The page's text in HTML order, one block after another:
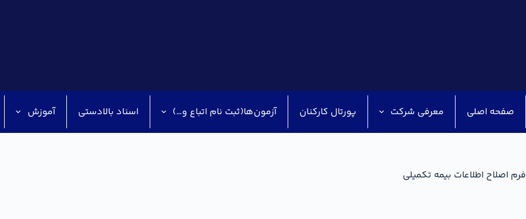
صفحه اصلی معرفی شرکت پورتال کارکنان آزمون‌ها(ثبت نام اتباع و…) اسناد بالادستی آموزش
فرم اصلاح اطلاعات بیمه تکمیلی